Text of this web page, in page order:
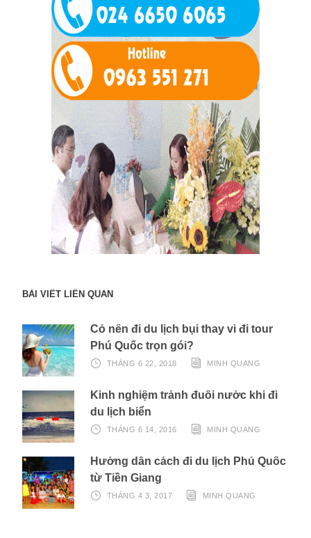
BÀI VIẾT LIÊN QUAN
Có nên đi du lịch bụi thay vì đi tour
Phú Quốc trọn gói?
THÁNG 6 22, 2018 MINH QUANG
Kinh nghiệm tránh đuối nước khi đi
du lịch biển
THÁNG 6 14, 2016 MINH QUANG
Hướng dẫn cách đi du lịch Phú Quốc
từ Tiền Giang
THÁNG 4 3, 2017 MINH QUANG